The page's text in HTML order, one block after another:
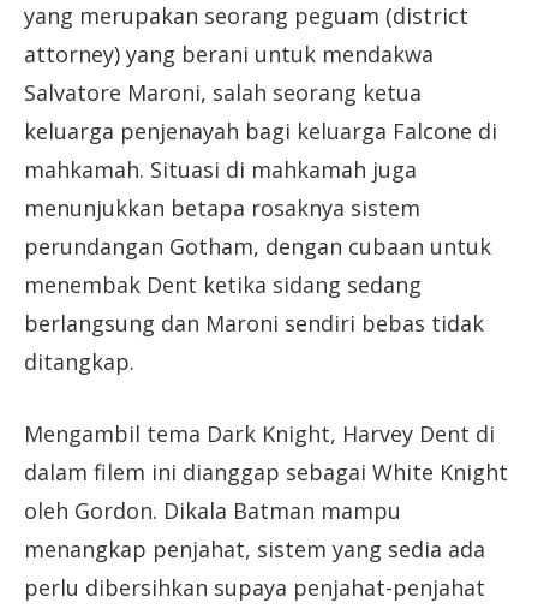
yang merupakan seorang peguam (district
attorney) yang berani untuk mendakwa
Salvatore Maroni, salah seorang ketua
keluarga penjenayah bagi keluarga Falcone di
mahkamah. Situasi di mahkamah juga
menunjukkan betapa rosaknya sistem
perundangan Gotham, dengan cubaan untuk
menembak Dent ketika sidang sedang
berlangsung dan Maroni sendiri bebas tidak
ditangkap.
Mengambil tema Dark Knight, Harvey Dent di
dalam filem ini dianggap sebagai White Knight
oleh Gordon. Dikala Batman mampu
menangkap penjahat, sistem yang sedia ada
perlu dibersihkan supaya penjahat-penjahat